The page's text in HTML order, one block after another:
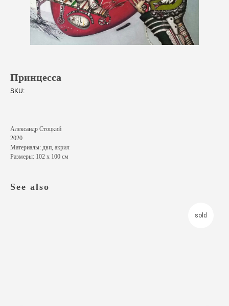
Принцесса
SKU:
Александр Стоцкий
2020
Материалы: двп, акрил
Размеры: 102 х 100 см
See also
sold